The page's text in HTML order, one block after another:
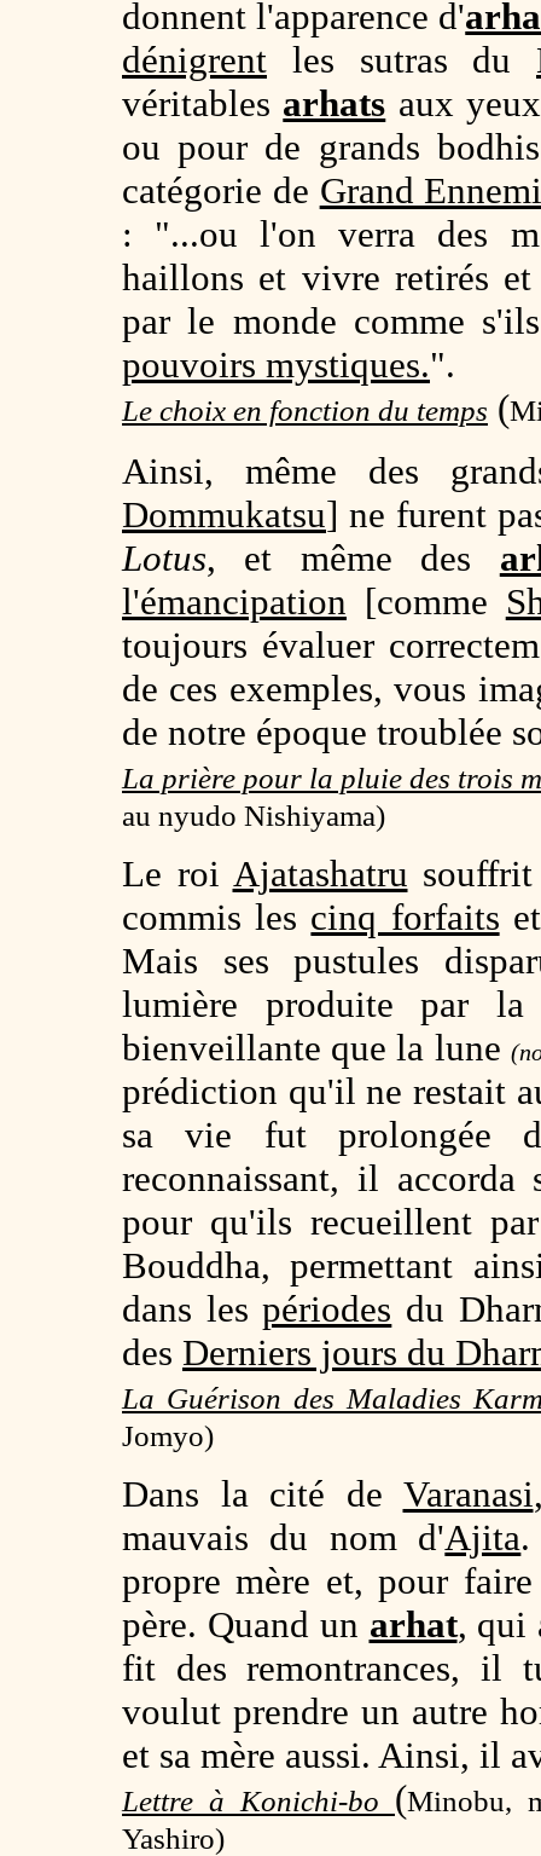
donnent l'apparence d'
dénigrent les sutras du
véritables arhats aux
ou pour de grands
catégorie de Grand
: "...ou l'on verra des
haillons et vivre retirés et
par le monde comme
pouvoirs mystiques.".
Le choix en fonction du temps (
Ainsi, même des
Dommukatsu] ne furent
Lotus, et même des
l'émancipation [comme
toujours évaluer
de ces exemples, vous
de notre époque troublée
La prière pour la pluie des trois
au nyudo Nishiyama)
Le roi Ajatashatru
commis les cinq forfaits
Mais ses pustules
lumière produite par
bienveillante que la lune
prédiction qu'il ne restait
sa vie fut prolongée
reconnaissant, il
pour qu'ils recueillent
Bouddha, permettant
dans lespériodes du
des Derniers jours du
La Guérison des Maladies
Jomyo)
Dans la cité de Varanasi
mauvais du nom d'Ajita
propre mère et, pour
père. Quand un arhat, qui
fit des remontrances, il
voulut prendre un autre
et sa mère aussi. Ainsi, il
Lettre à Konichi-bo (Minobu,
Yashiro)